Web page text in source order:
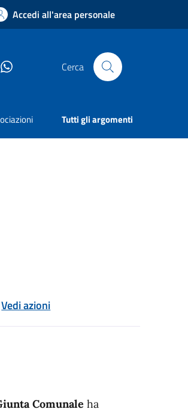
Accedi all'area personale
Cerca
Tutti gli argomenti
Vedi azioni
Comunale ha